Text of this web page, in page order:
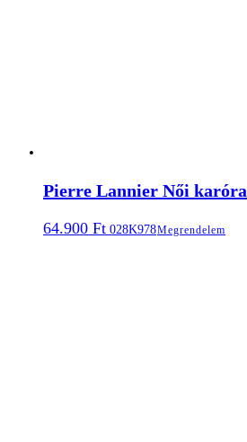
Pierre Lannier Női karóra
64.900 Ft 028K978Megrendelem